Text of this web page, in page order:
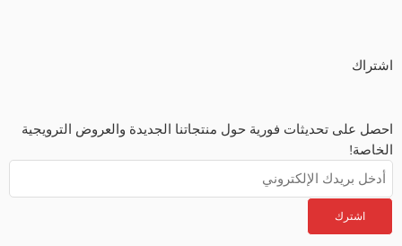
اشتراك
احصل على تحديثات فورية حول منتجاتنا الجديدة والعروض الترويجية
الخاصة!